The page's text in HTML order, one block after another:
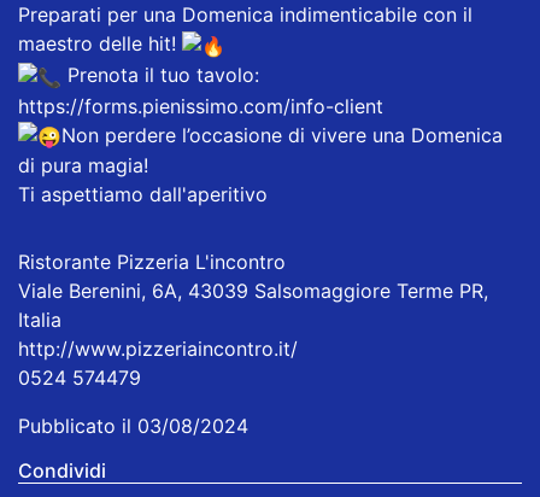
Preparati per una Domenica indimenticabile con il
maestro delle hit!
Prenota il tuo tavolo:
https://forms.pienissimo.com/info-client
Non perdere l’occasione di vivere una Domenica
di pura magia!
Ti aspettiamo dall'aperitivo
Ristorante Pizzeria L'incontro
Viale Berenini, 6A, 43039 Salsomaggiore Terme PR,
Italia
http://www.pizzeriaincontro.it/
0524 574479
Pubblicato il 03/08/2024
Condividi